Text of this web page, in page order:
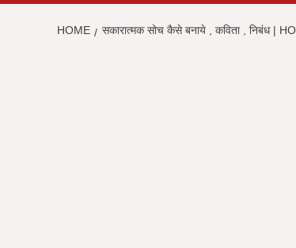
HOME सकारात्मक सोच कैसे बनाये , कविता , निबंध |